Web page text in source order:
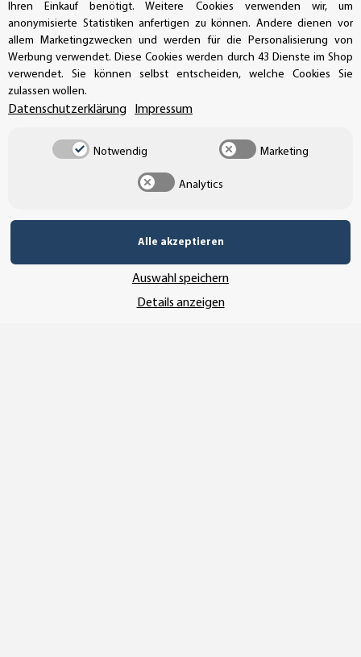
AUFKLEBERDEALER STORE
Buchhaltung: +49 (0)39-201-28-98-17
info@aufkleberdealer.de
UNSERE ZAHLUNGSARTEN*
Ihren Einkauf benötigt. Weitere Cookies verwenden wir, um
anonymisierte Statistiken anfertigen zu können. Andere dienen vor
allem Marketingzwecken und werden für die Personalisierung von
Werbung verwendet. Diese Cookies werden durch 43 Dienste im Shop
verwendet. Sie können selbst entscheiden, welche Cookies Sie
zulassen wollen.
Datenschutzerklärung Impressum
Notwendig Marketing
Analytics
Alle akzeptieren
Auswahl speichern
Details anzeigen